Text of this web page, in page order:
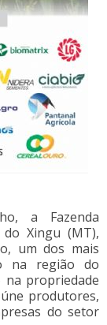
a Fazenda
Xingu (MT),
um dos mais
na região do
na propriedade
produtores,
do setor